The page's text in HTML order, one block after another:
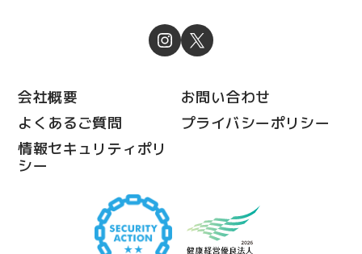
会社概要
お問い合わせ
よくあるご質問
プライバシーポリシー
情報セキュリティポリ
シー